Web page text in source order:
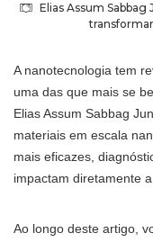
Elias Assum
A nanotecnologia tem
uma das que mais se
Elias Assum Sabbag
materiais em escala
mais eficazes,
impactam diretamente
Ao longo deste artigo,